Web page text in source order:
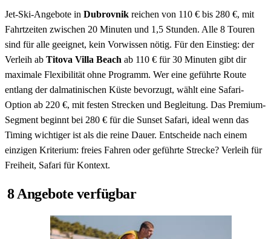
Jet-Ski-Angebote in Dubrovnik reichen von 110 € bis 280 €, mit
Fahrtzeiten zwischen 20 Minuten und 1,5 Stunden. Alle 8 Touren
sind für alle geeignet, kein Vorwissen nötig. Für den Einstieg: der
Verleih ab Titova Villa Beach ab 110 € für 30 Minuten gibt dir
maximale Flexibilität ohne Programm. Wer eine geführte Route
entlang der dalmatinischen Küste bevorzugt, wählt eine Safari-
Option ab 220 €, mit festen Strecken und Begleitung. Das Premium-
Segment beginnt bei 280 € für die Sunset Safari, ideal wenn das
Timing wichtiger ist als die reine Dauer. Entscheide nach einem
einzigen Kriterium: freies Fahren oder geführte Strecke? Verleih für
Freiheit, Safari für Kontext.
8 Angebote verfügbar